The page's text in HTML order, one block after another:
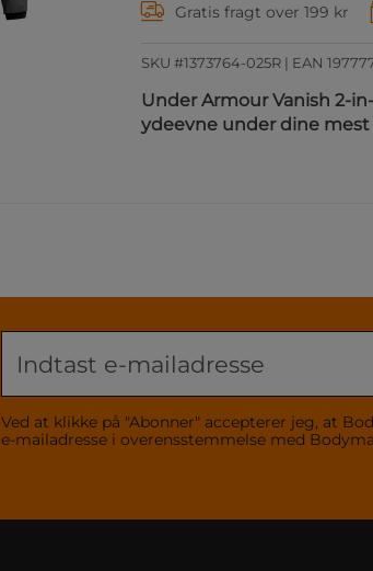
Gratis fragt over 199 kr
SKU #1373764-025R | EAN
Under Armour Vanish 2-
ydeevne under dine
Ved at klikke på "Abonner" accepterer jeg, at
e-mailadresse i overensstemmelse med